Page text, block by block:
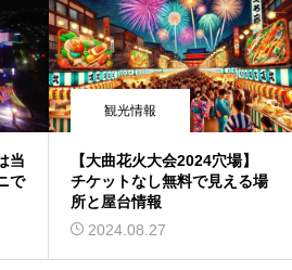
当
で
観光情報
【大曲花火大会2024穴場】
チケットなし無料で見える場
所と屋台情報
2024.08.27